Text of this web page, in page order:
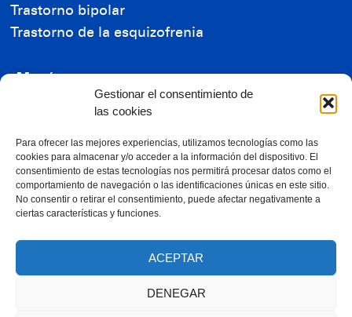
Gestionar el consentimiento de
las cookies
Para ofrecer las mejores experiencias, utilizamos tecnologías como las
cookies para almacenar y/o acceder a la información del dispositivo. El
consentimiento de estas tecnologías nos permitirá procesar datos como el
comportamiento de navegación o las identificaciones únicas en este sitio.
No consentir o retirar el consentimiento, puede afectar negativamente a
ciertas características y funciones.
ACEPTAR
DENEGAR
Trastorno bipolar
Trastorno de la esquizofrenia
Menú
Residencia de Mayores
Reconocimientos
Ayudas económicas
Contacta con nosotros
Trabaja con nosotros